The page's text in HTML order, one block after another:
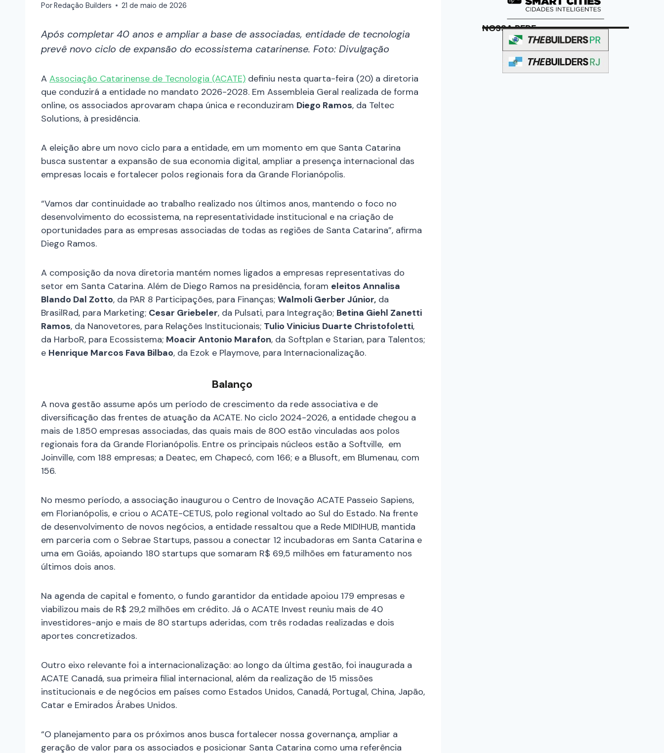
PorRedação Builders 21 de maio de 2026
Após completar 40 anos e ampliar a base de associadas, entidade de tecnologia
prevê novo ciclo de expansão do ecossistema catarinense. Foto: Divulgação
A Associação Catarinense de Tecnologia (ACATE) definiu nesta quarta-feira (20) a diretoria
que conduzirá a entidade no mandato 2026-2028. Em Assembleia Geral realizada de forma
online, os associados aprovaram chapa única e reconduziram Diego Ramos, da Teltec
Solutions, à presidência.
A eleição abre um novo ciclo para a entidade, em um momento em que Santa Catarina
busca sustentar a expansão de sua economia digital, ampliar a presença internacional das
empresas locais e fortalecer polos regionais fora da Grande Florianópolis.
“Vamos dar continuidade ao trabalho realizado nos últimos anos, mantendo o foco no
desenvolvimento do ecossistema, na representatividade institucional e na criação de
oportunidades para as empresas associadas de todas as regiões de Santa Catarina”, afirma
Diego Ramos.
A composição da nova diretoria mantém nomes ligados a empresas representativas do
setor em Santa Catarina. Além de Diego Ramos na presidência, foram eleitos Annalisa
Blando Dal Zotto, da PAR 8 Participações, para Finanças; Walmoli Gerber Júnior, da
BrasilRad, para Marketing; Cesar Griebeler, da Pulsati, para Integração; Betina Giehl Zanetti
Ramos, da Nanovetores, para Relações Institucionais; Tulio Vinicius Duarte Christofoletti,
da HarboR, para Ecossistema; Moacir Antonio Marafon, da Softplan e Starian, para Talentos;
e Henrique Marcos Fava Bilbao, da Ezok e Playmove, para Internacionalização.
Balanço
A nova gestão assume após um período de crescimento da rede associativa e de
diversificação das frentes de atuação da ACATE. No ciclo 2024-2026, a entidade chegou a
mais de 1.850 empresas associadas, das quais mais de 800 estão vinculadas aos polos
regionais fora da Grande Florianópolis. Entre os principais núcleos estão a Softville, em
Joinville, com 188 empresas; a Deatec, em Chapecó, com 166; e a Blusoft, em Blumenau, com
156.
No mesmo período, a associação inaugurou o Centro de Inovação ACATE Passeio Sapiens,
em Florianópolis, e criou o ACATE-CETUS, polo regional voltado ao Sul do Estado. Na frente
de desenvolvimento de novos negócios, a entidade ressaltou que a Rede MIDIHUB, mantida
em parceria com o Sebrae Startups, passou a conectar 12 incubadoras em Santa Catarina e
uma em Goiás, apoiando 180 startups que somaram R$ 69,5 milhões em faturamento nos
últimos dois anos.
Na agenda de capital e fomento, o fundo garantidor da entidade apoiou 179 empresas e
viabilizou mais de R$ 29,2 milhões em crédito. Já o ACATE Invest reuniu mais de 40
investidores-anjo e mais de 80 startups aderidas, com três rodadas realizadas e dois
aportes concretizados.
Outro eixo relevante foi a internacionalização: ao longo da última gestão, foi inaugurada a
ACATE Canadá, sua primeira filial internacional, além da realização de 15 missões
institucionais e de negócios em países como Estados Unidos, Canadá, Portugal, China, Japão,
Catar e Emirados Árabes Unidos.
“O planejamento para os próximos anos busca fortalecer nossa governança, ampliar a
geração de valor para os associados e posicionar Santa Catarina como uma referência
NOSSA REDE